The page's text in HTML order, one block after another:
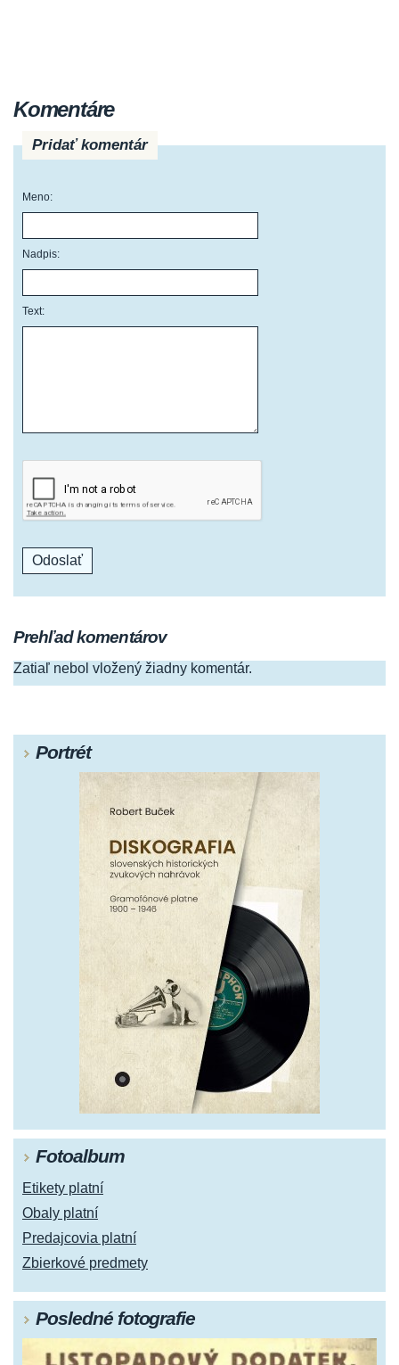
Komentáre
Pridať komentár
Meno:
Nadpis:
Text:
Prehľad komentárov
Zatiaľ nebol vložený žiadny komentár.
Portrét
Fotoalbum
Etikety platní
Obaly platní
Predajcovia platní
Zbierkové predmety
Posledné fotografie